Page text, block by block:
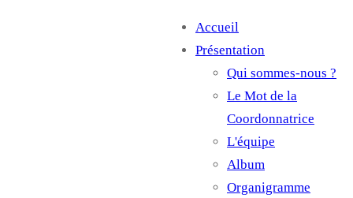
Main
navigation
Accueil
Présentation
Qui sommes-nous ?
Le Mot de la
Coordonnatrice
L'équipe
Album
Organigramme